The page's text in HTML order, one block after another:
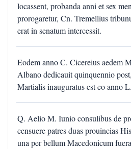
locassent, probanda anni et sex
prorogaretur, Cn. Tremellius
erat in senatum intercessit.
Eodem anno C. Cicereius aedem
Albano dedicauit quinquennio
Martialis inauguratus est eo anno
Q. Aelio M. Iunio consulibus de
censuere patres duas prouincias
una per bellum Macedonicum